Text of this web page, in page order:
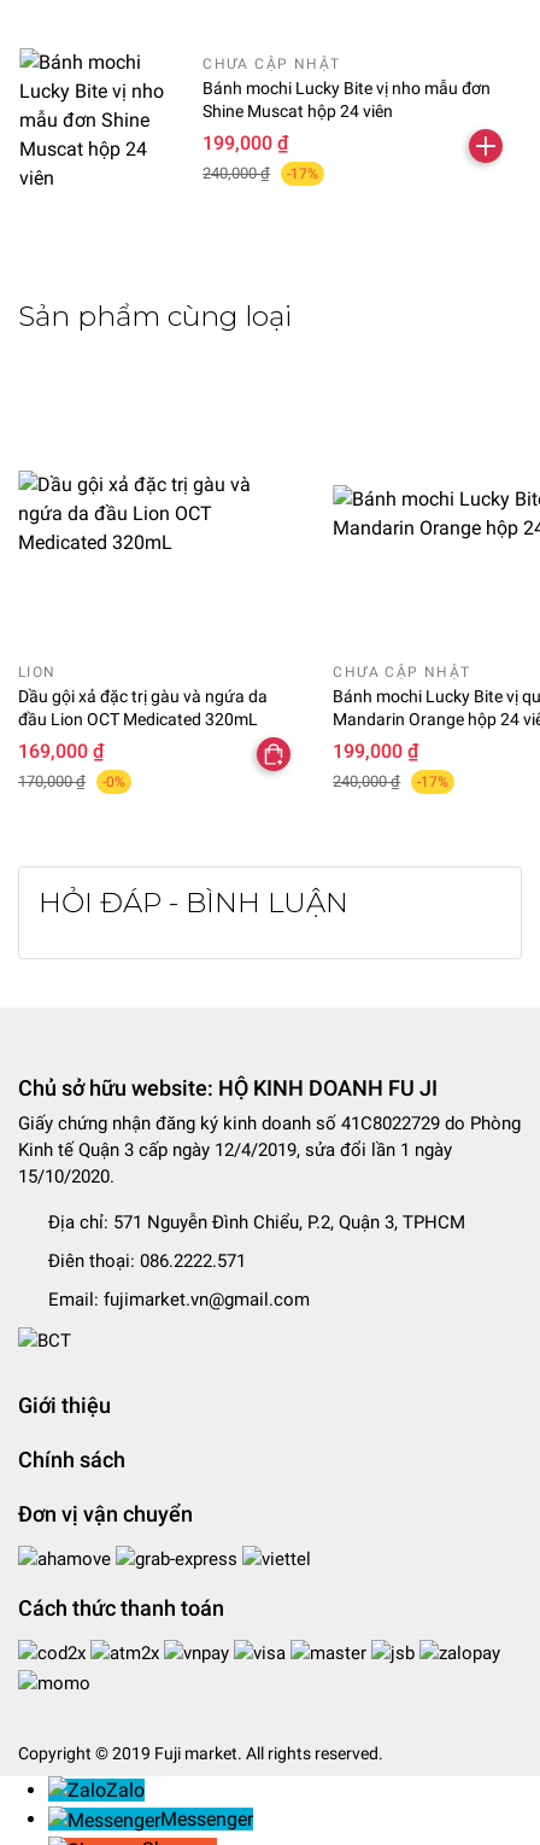
CHƯA CẬP NHẬT
Bánh mochi Lucky Bite vị nho mẫu đơn
Shine Muscat hộp 24 viên
199,000 ₫
240,000 ₫ -17%
Sản phẩm cùng loại
LION
Dầu gội xả đặc trị gàu và ngứa da
đầu Lion OCT Medicated 320mL
169,000 ₫
170,000 ₫ -0%
CHƯA CẬP NHẬT
Bánh mochi Lucky Bite vị
Mandarin Orange hộp 24
199,000 ₫
240,000 ₫ -17%
HỎI ĐÁP - BÌNH LUẬN
Chủ sở hữu website: HỘ KINH DOANH FU JI
Giấy chứng nhận đăng ký kinh doanh số 41C8022729 do Phòng
Kinh tế Quận 3 cấp ngày 12/4/2019, sửa đổi lần 1 ngày
15/10/2020.
Địa chỉ: 571 Nguyễn Đình Chiểu, P.2, Quận 3, TPHCM
Điên thoại: 086.2222.571
Email: fujimarket.vn@gmail.com
Giới thiệu
Chính sách
Đơn vị vận chuyển
Cách thức thanh toán
Copyright © 2019 Fuji market. All rights reserved.
Zalo
Messenger